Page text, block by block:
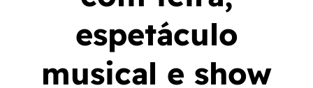
espetáculo
musical e show